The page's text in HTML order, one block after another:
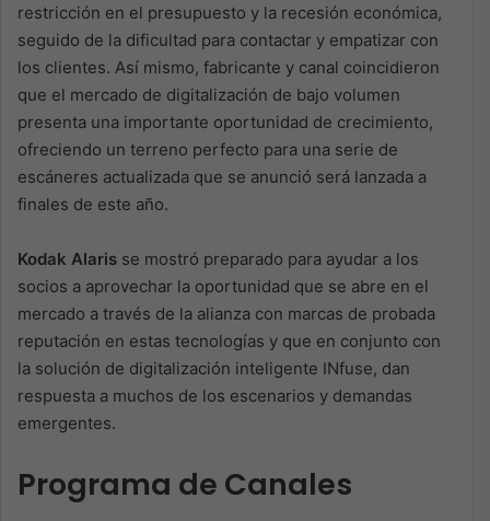
restricción en el presupuesto y la recesión económica,
seguido de la dificultad para contactar y empatizar con
los clientes. Así mismo, fabricante y canal coincidieron
que el mercado de digitalización de bajo volumen
presenta una importante oportunidad de crecimiento,
ofreciendo un terreno perfecto para una serie de
escáneres actualizada que se anunció será lanzada a
finales de este año.
Kodak Alaris se mostró preparado para ayudar a los
socios a aprovechar la oportunidad que se abre en el
mercado a través de la alianza con marcas de probada
reputación en estas tecnologías y que en conjunto con
la solución de digitalización inteligente INfuse, dan
respuesta a muchos de los escenarios y demandas
emergentes.
Programa de Canales